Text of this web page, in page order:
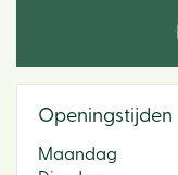
Openingstijden
Maandag